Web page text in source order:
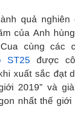
quả
của Anh
cùng các
ST25 được
xuất sắc đạt
2019” và
nhất thế giới